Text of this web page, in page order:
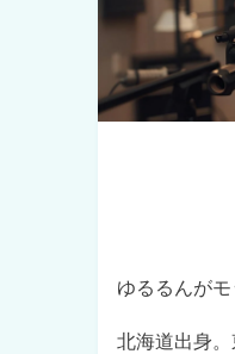
ゆるるんがモ
北海道出身。